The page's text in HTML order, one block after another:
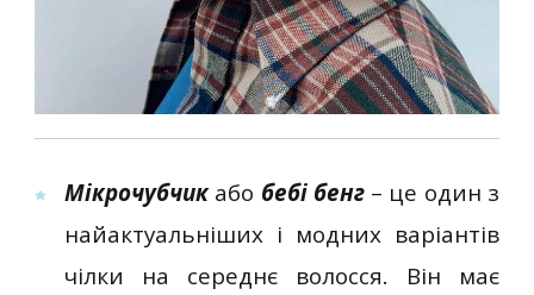
Мікрочубчикабо бебі бенг– це один з
найактуальніших і модних варіантів
чілки на середнє волосся. Він має